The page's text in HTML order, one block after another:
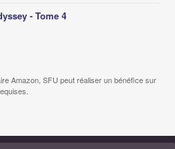
- Tome 4
Amazon, SFU peut réaliser un bénéfice sur